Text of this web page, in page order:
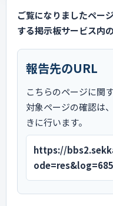
ご覧になりましたペー
する掲示板サービス内
報告先のURL
こちらのページに関
対象ページの確認は
きに行います。
https://
ode=res&log=685